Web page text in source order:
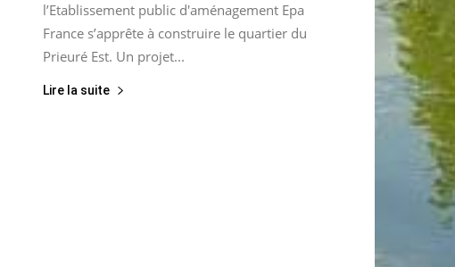
l’Etablissement public d'aménagement Epa
France s’apprête à construire le quartier du
Prieuré Est. Un projet...
Lire la suite